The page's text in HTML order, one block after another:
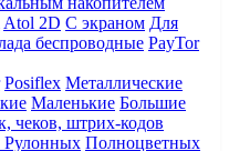
Atol 2D С экраном Для
беспроводные PayTor
Posiflex Металлические
Маленькие Большие
чеков, штрих-кодов
Рулонных Полноцветных